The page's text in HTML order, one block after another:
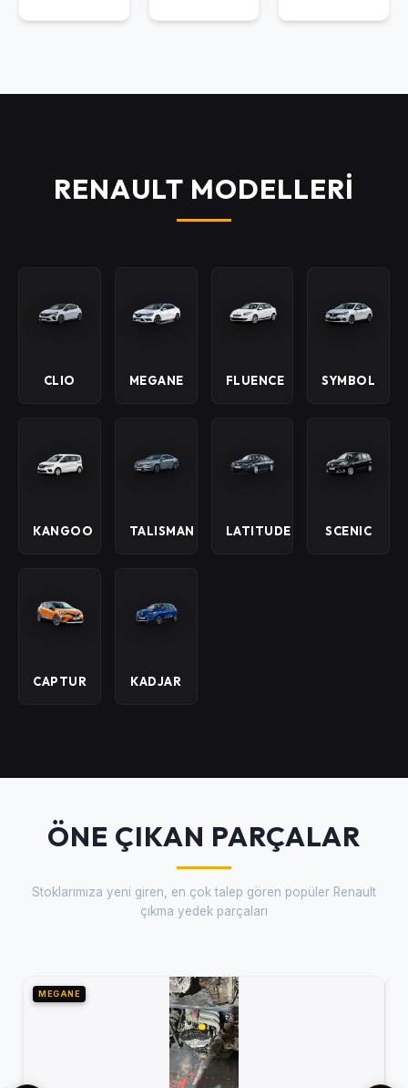
RENAULT MODELLERİ
CLIO MEGANE FLUENCE SYMBOL
KANGOO TALISMAN LATITUDE SCENIC
CAPTUR KADJAR
ÖNE ÇIKAN PARÇALAR
Stoklarımıza yeni giren, en çok talep gören popüler Renault
çıkma yedek parçaları
MEGANE